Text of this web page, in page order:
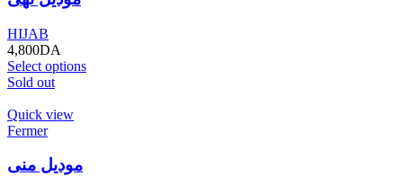
HIJAB
4,800DA
Select options
Sold out
Quick view
Fermer
موديل منى